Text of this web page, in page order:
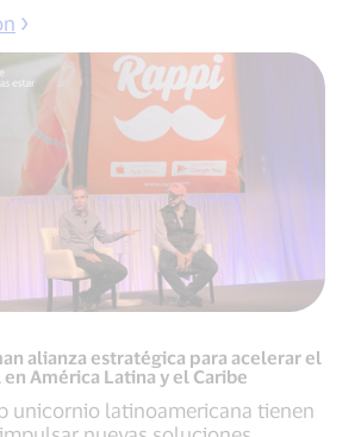
alianza estratégica para acelerar el
América Latina y el Caribe
unicornio latinoamericana tienen